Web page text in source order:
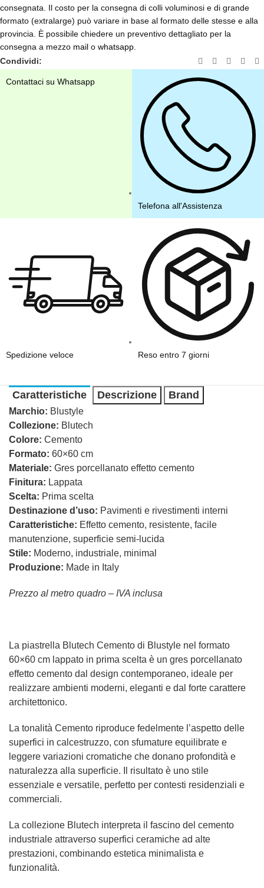
consegnata. Il costo per la consegna di colli voluminosi e di grande
formato (extralarge) può variare in base al formato delle stesse e alla
provincia. È possibile chiedere un preventivo dettagliato per la
consegna a mezzo mail o whatsapp
Condividi:
Contattaci su Whatsapp
Telefona all'Assistenza
Spedizione veloce Reso entro 7 giorni
Caratteristiche Descrizione Brand
Marchio: Blustyle
Collezione: Blutech
Colore: Cemento
Formato: 60×60 cm
Materiale: Gres porcellanato effetto cemento
Finitura: Lappata
Scelta: Prima scelta
Destinazione d’uso: Pavimenti e rivestimenti interni
Caratteristiche: Effetto cemento, resistente, facile
manutenzione, superficie semi-lucida
Stile: Moderno, industriale, minimal
Produzione: Made in Italy
Prezzo al metro quadro – IVA inclusa
La piastrella Blutech Cemento di Blustyle nel formato
60×60 cm lappato in prima scelta è un gres porcellanato
effetto cemento dal design contemporaneo, ideale per
realizzare ambienti moderni, eleganti e dal forte carattere
architettonico.
La tonalità Cemento riproduce fedelmente l’aspetto delle
superfici in calcestruzzo, con sfumature equilibrate e
leggere variazioni cromatiche che donano profondità e
naturalezza alla superficie. Il risultato è uno stile
essenziale e versatile, perfetto per contesti residenziali e
commerciali.
La collezione Blutech interpreta il fascino del cemento
industriale attraverso superfici ceramiche ad alte
prestazioni, combinando estetica minimalista e
funzionalità.